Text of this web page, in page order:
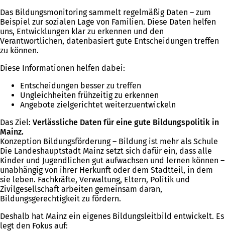
Das Bildungsmonitoring sammelt regelmäßig Daten – zum
Beispiel zur sozialen Lage von Familien. Diese Daten helfen
uns, Entwicklungen klar zu erkennen und den
Verantwortlichen, datenbasiert gute Entscheidungen treffen
zu können.
Diese Informationen helfen dabei:
Entscheidungen besser zu treffen
Ungleichheiten frühzeitig zu erkennen
Angebote zielgerichtet weiterzuentwickeln
Das Ziel: Verlässliche Daten für eine gute Bildungspolitik in
Mainz.
Konzeption Bildungsförderung – Bildung ist mehr als Schule
Die Landeshauptstadt Mainz setzt sich dafür ein, dass alle
Kinder und Jugendlichen gut aufwachsen und lernen können –
unabhängig von ihrer Herkunft oder dem Stadtteil, in dem
sie leben. Fachkräfte, Verwaltung, Eltern, Politik und
Zivilgesellschaft arbeiten gemeinsam daran,
Bildungsgerechtigkeit zu fördern.
Deshalb hat Mainz ein eigenes Bildungsleitbild entwickelt. Es
legt den Fokus auf: